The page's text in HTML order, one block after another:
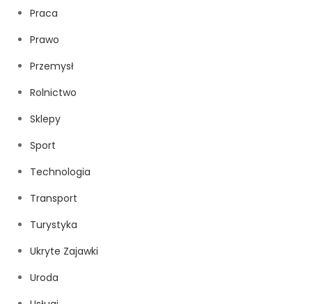
Praca
Prawo
Przemysł
Rolnictwo
Sklepy
Sport
Technologia
Transport
Turystyka
Ukryte Zajawki
Uroda